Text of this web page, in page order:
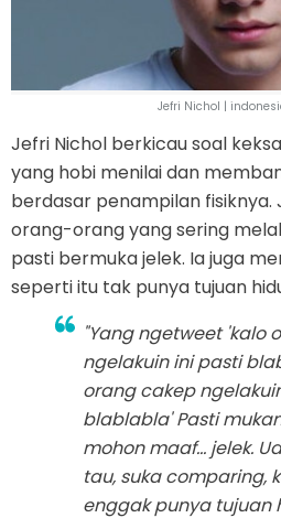
Jefri Nichol |
Jefri Nichol berkicau soal
yang hobi menilai dan
berdasar penampilan
orang-orang yang sering
pasti bermuka jelek. Ia juga
seperti itu tak punya tujuan
"Yangngetweet'kalo
ngelakuinini pasti
orang cakep
blablabla' Pasti
mohon maaf... jelek.
tau, sukacomparing,
enggak punya tujuan